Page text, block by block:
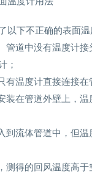
以下不正确的表面温
管道中没有温度计
；
有温度计直接连接在
装在管道外壁上，温
到流体管道中，但
测得的回风温度高